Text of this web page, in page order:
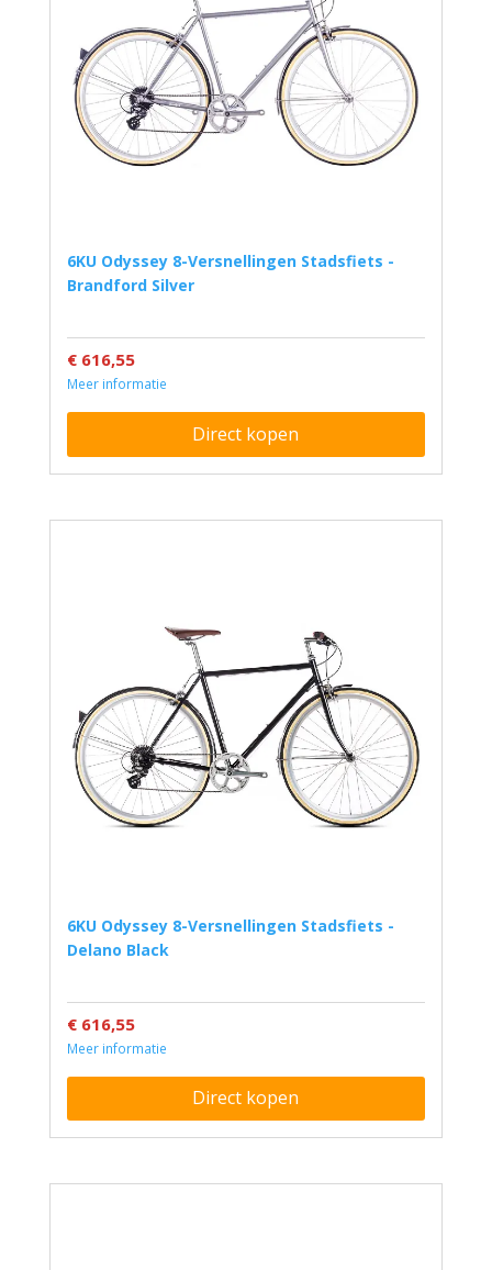
6KU Odyssey 8-Versnellingen Stadsfiets -
Brandford Silver
€ 616,55
Meer informatie
Direct kopen
6KU Odyssey 8-Versnellingen Stadsfiets -
Delano Black
€ 616,55
Meer informatie
Direct kopen